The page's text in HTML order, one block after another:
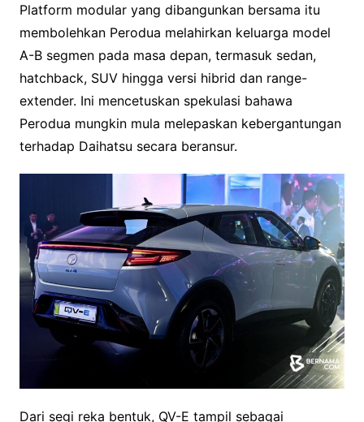
Platform modular yang dibangunkan bersama itu
membolehkan Perodua melahirkan keluarga model
A-B segmen pada masa depan, termasuk sedan,
hatchback, SUV hingga versi hibrid dan range-
extender. Ini mencetuskan spekulasi bahawa
Perodua mungkin mula melepaskan kebergantungan
terhadap Daihatsu secara beransur.
Dari segi reka bentuk, QV-E tampil sebagai